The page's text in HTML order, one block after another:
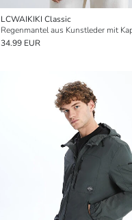
LCWAIKIKI Classic
34.99 EUR